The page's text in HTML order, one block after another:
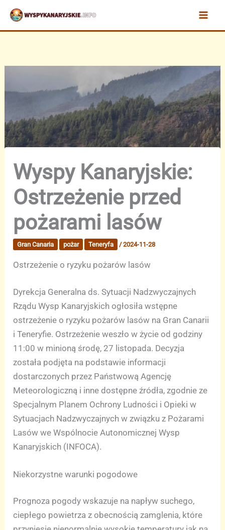
Przejdź
treści
Wyspy Kanaryjskie:
Ostrzeżenie przed
pożarami lasów
Gran Canaria pożar Teneryfa /2024-11-28
Ostrzeżenie o ryzyku pożarów lasów
Dyrekcja Generalna ds. Sytuacji Nadzwyczajnych
Rządu Wysp Kanaryjskich ogłosiła wstępne
ostrzeżenie o ryzyku pożarów lasów na Gran Canarii
i Teneryfie. Ostrzeżenie weszło w życie od godziny
11:00 w minioną środę, 27 listopada. Decyzja
została podjęta na podstawie informacji
dostarczonych przez Państwową Agencję
Meteorologiczną i inne dostępne źródła, zgodnie ze
Specjalnym Planem Ochrony Ludności i Opieki w
Sytuacjach Nadzwyczajnych w związku z Pożarami
Lasów we Wspólnocie Autonomicznej Wysp
Kanaryjskich (INFOCA).
Niekorzystne warunki pogodowe
Prognoza pogody wskazuje na napływ suchego,
ciepłego powietrza z obecnością zamglenia, które